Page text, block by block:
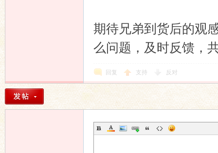
期待兄弟到货后的观
么问题，及时反馈，
回复 支持 反对